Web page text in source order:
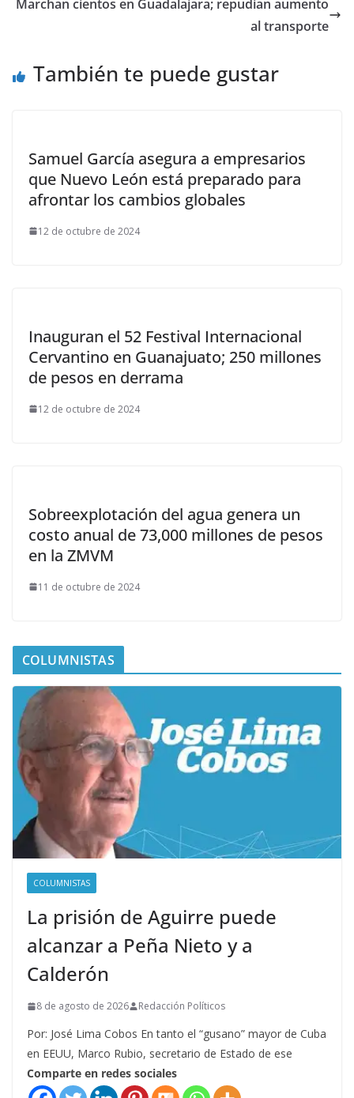
Marchan cientos en Guadalajara; repudian aumento
al transporte
También te puede gustar
Samuel García asegura a empresarios
que Nuevo León está preparado para
afrontar los cambios globales
12 de octubre de 2024
Inauguran el 52 Festival Internacional
Cervantino en Guanajuato; 250 millones
de pesos en derrama
12 de octubre de 2024
Sobreexplotación del agua genera un
costo anual de 73,000 millones de pesos
en la ZMVM
11 de octubre de 2024
COLUMNISTAS
COLUMNISTAS
La prisión de Aguirre puede
alcanzar a Peña Nieto y a
Calderón
8 de agosto de 2026 Redacción Políticos
Por: José Lima Cobos En tanto el “gusano” mayor de Cuba
en EEUU, Marco Rubio, secretario de Estado de ese
Comparte en redes sociales